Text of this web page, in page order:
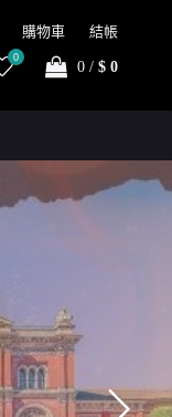
購物車 結帳
0
0 / $ 0